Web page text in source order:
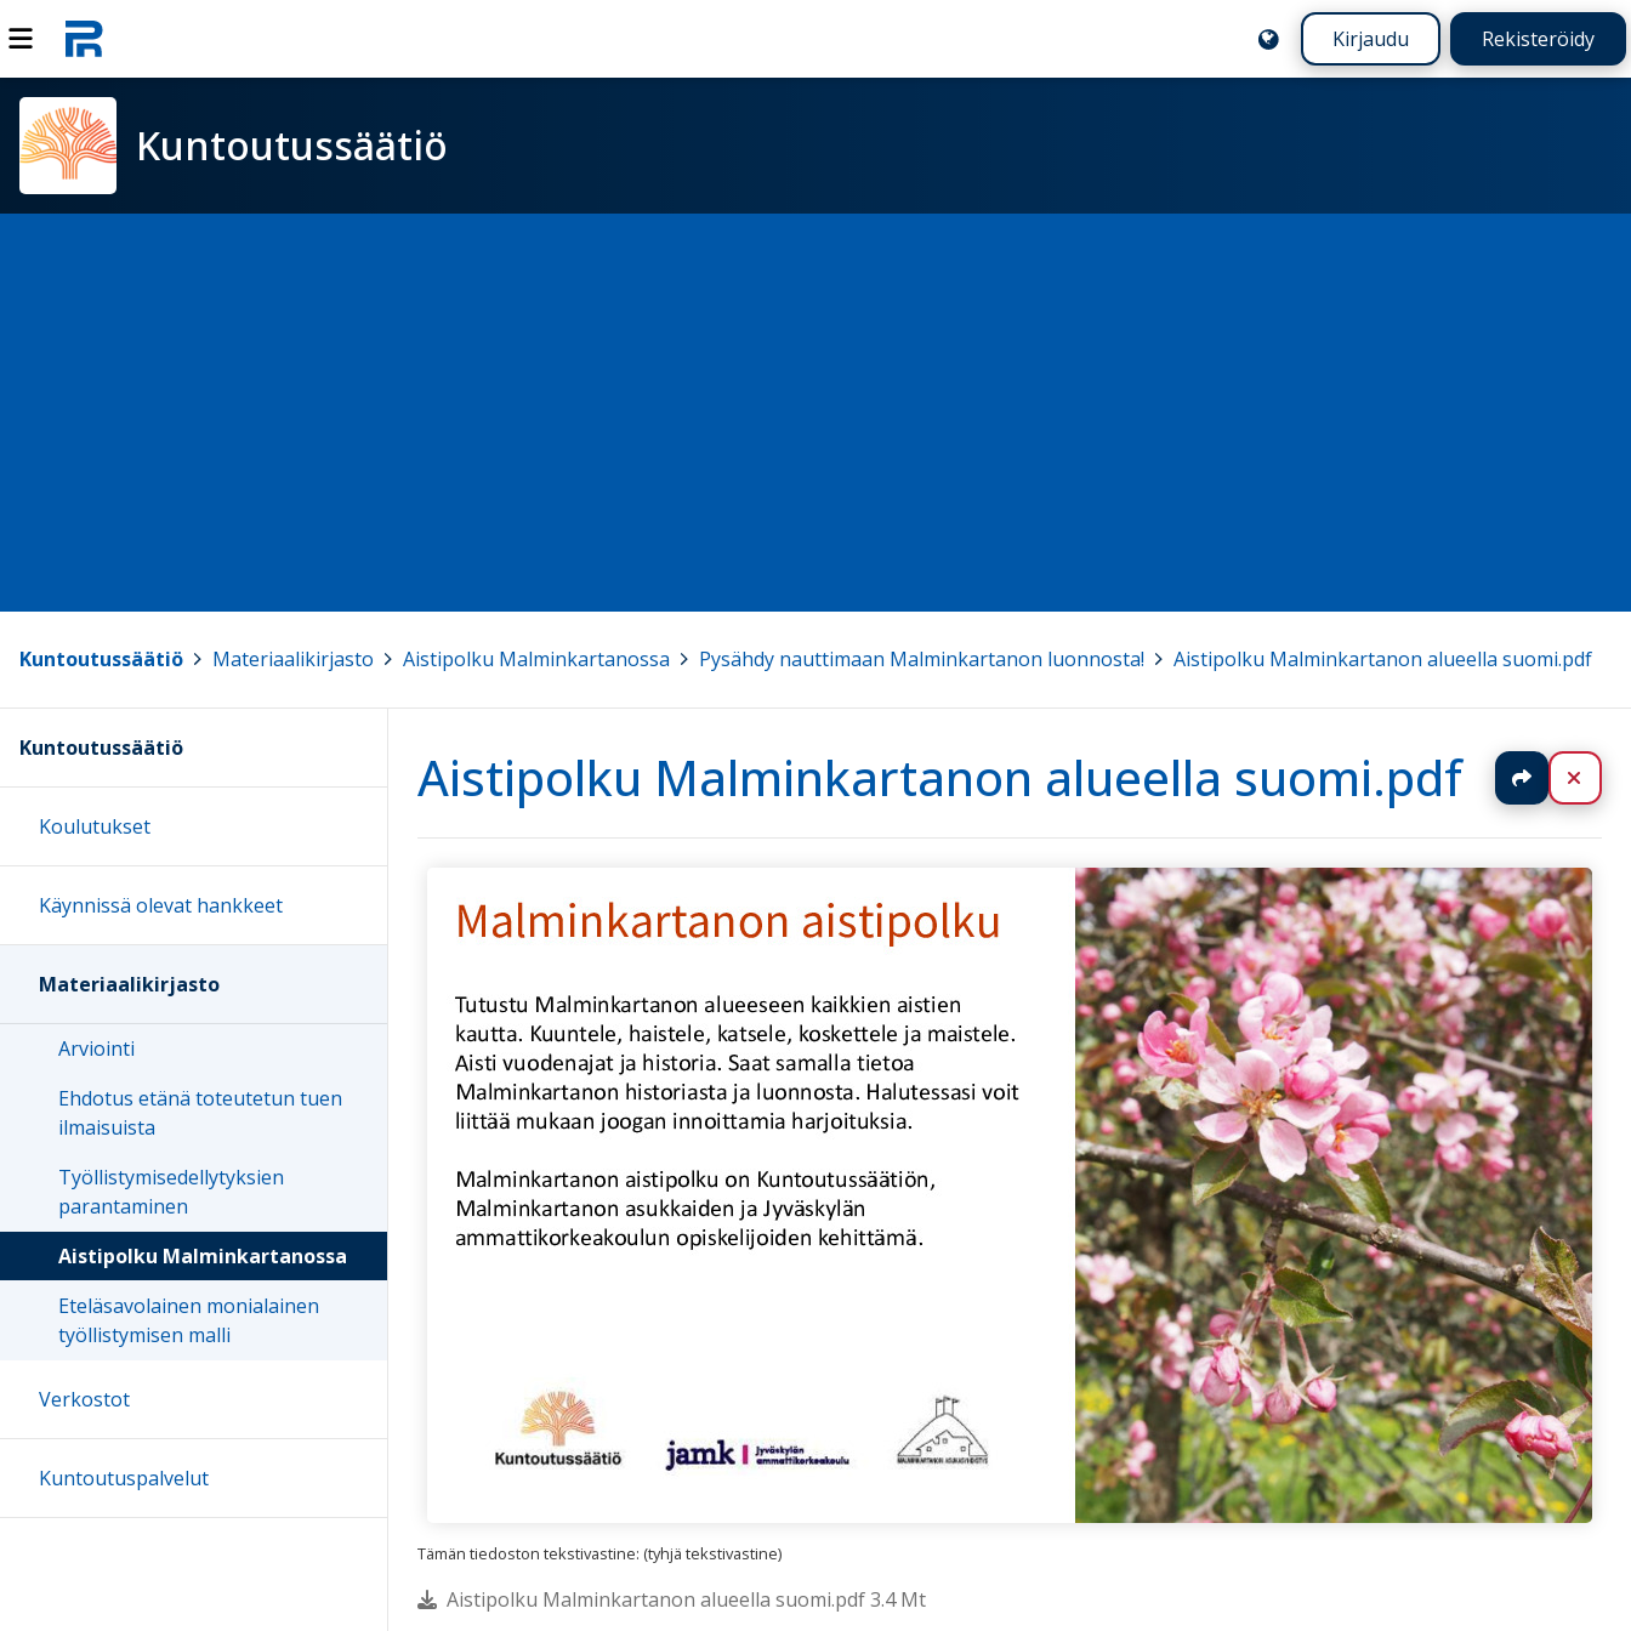
Kirjaudu Rekisteröidy
Kuntoutussäätiö
Kuntoutussäätiö Materiaalikirjasto Aistipolku Malminkartanossa Pysähdy nauttimaan Malminkartanon luonnosta! Aistipolku Malminkartanon alueella suomi.pdf
Aistipolku Malminkartanon alueella suomi.pdf Jaa
Tämän tiedoston tekstivastine: (tyhjä tekstivastine)
Aistipolku Malminkartanon alueella suomi.pdf 3.4 Mt
Kuntoutussäätiö
Koulutukset
Käynnissä olevat hankkeet
Materiaalikirjasto
Arviointi
Ehdotus etänä toteutetun tuen
ilmaisuista
Työllistymisedellytyksien
parantaminen
Aistipolku Malminkartanossa
Eteläsavolainen monialainen
työllistymisen malli
Verkostot
Kuntoutuspalvelut